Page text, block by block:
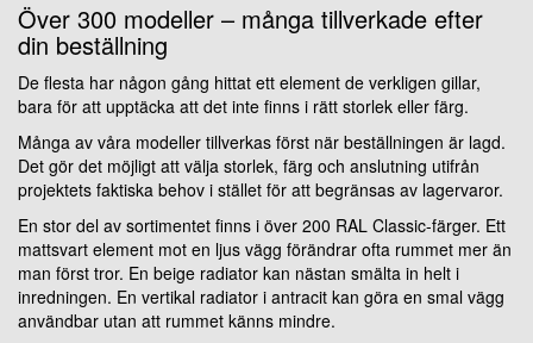
Över 300 modeller – många tillverkade efter
din beställning
De flesta har någon gång hittat ett element de verkligen gillar,
bara för att upptäcka att det inte finns i rätt storlek eller färg.
Många av våra modeller tillverkas först när beställningen är lagd.
Det gör det möjligt att välja storlek, färg och anslutning utifrån
projektets faktiska behov i stället för att begränsas av lagervaror.
En stor del av sortimentet finns i över 200 RAL Classic-färger. Ett
mattsvart element mot en ljus vägg förändrar ofta rummet mer än
man först tror. En beige radiator kan nästan smälta in helt i
inredningen. En vertikal radiator i antracit kan göra en smal vägg
användbar utan att rummet känns mindre.